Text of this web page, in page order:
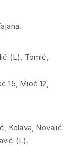
(L), Tomić,
15, Mioč 12,
Kelava, Novalić
(L).